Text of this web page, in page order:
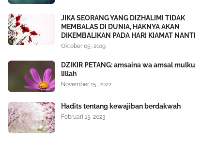
JIKA SEORANG YANG DIZHALIMI TIDAK
MEMBALAS DI DUNIA, HAKNYA AKAN
DIKEMBALIKAN PADA HARI KIAMAT NANTI
Oktober 05, 2019
DZIKIR PETANG: amsaina wa amsal mulku
lillah
November 15, 2022
Hadits tentang kewajiban berdakwah
Februari 13, 2023